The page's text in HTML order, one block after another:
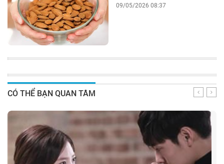
09/05/2026 08:37
CÓ THỂ BẠN QUAN TÂM